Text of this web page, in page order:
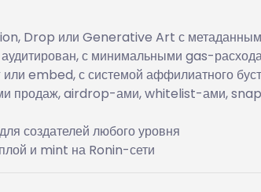
Drop или Generative Art с
с минимальными gas-
или embed, с системой аффилиатного
продаж, airdrop-ами, whitelist-ами,
создателей любого уровня
и mint на Ronin-сети